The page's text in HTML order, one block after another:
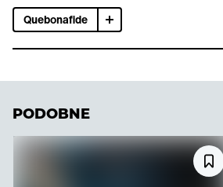
Quebonafide
PODOBNE